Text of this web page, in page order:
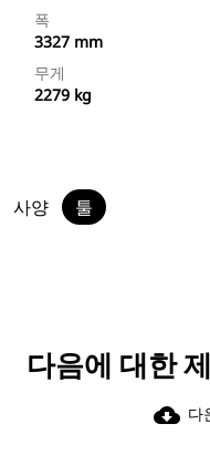
폭
3327 mm
무게
2279 kg
사양 툴
다음에 대한
cloud_download 다